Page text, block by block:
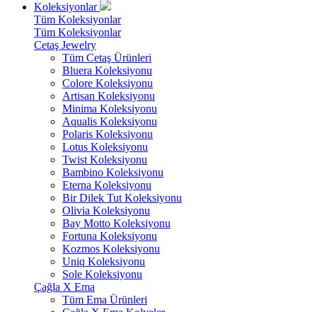
Koleksiyonlar
Tüm Koleksiyonlar
Tüm Koleksiyonlar
Cetaş Jewelry
Tüm Cetaş Ürünleri
Bluera Koleksiyonu
Colore Koleksiyonu
Artisan Koleksiyonu
Minima Koleksiyonu
Aqualis Koleksiyonu
Polaris Koleksiyonu
Lotus Koleksiyonu
Twist Koleksiyonu
Bambino Koleksiyonu
Eterna Koleksiyonu
Bir Dilek Tut Koleksiyonu
Olivia Koleksiyonu
Bay Motto Koleksiyonu
Fortuna Koleksiyonu
Kozmos Koleksiyonu
Uniq Koleksiyonu
Sole Koleksiyonu
Çağla X Ema
Tüm Ema Ürünleri